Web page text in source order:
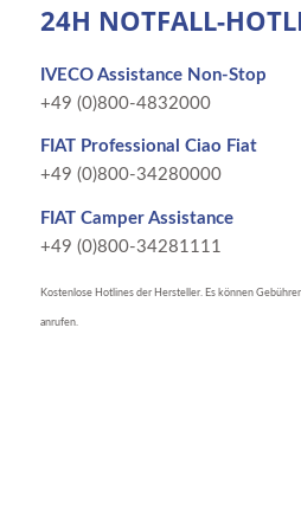
24H NOTFALL-
IVECO Assistance Non-Stop
+49 (0)800-4832000
FIAT Professional Ciao Fiat
+49 (0)800-34280000
FIAT Camper Assistance
+49 (0)800-34281111
Kostenlose Hotlines der Hersteller. Es können
anrufen.